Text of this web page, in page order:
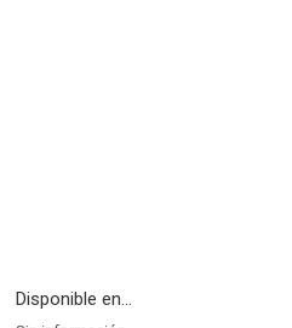
Disponible en...